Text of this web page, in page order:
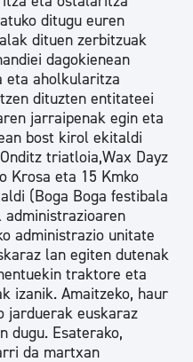
ditugu euren
dituen zerbitzuak
dagokienean
eta aholkularitza
dituzten entitateei
jarraipenak egin eta
bost kirol ekitaldi
triatloia,Wax Dayz
Krosa eta 15 Kmko
(Boga Boga festibala
administrazio unitate
lan egiten dutenak
traktore eta
izanik. Amaitzeko, haur
jarduerak euskaraz
dugu. Esaterako,
da martxan